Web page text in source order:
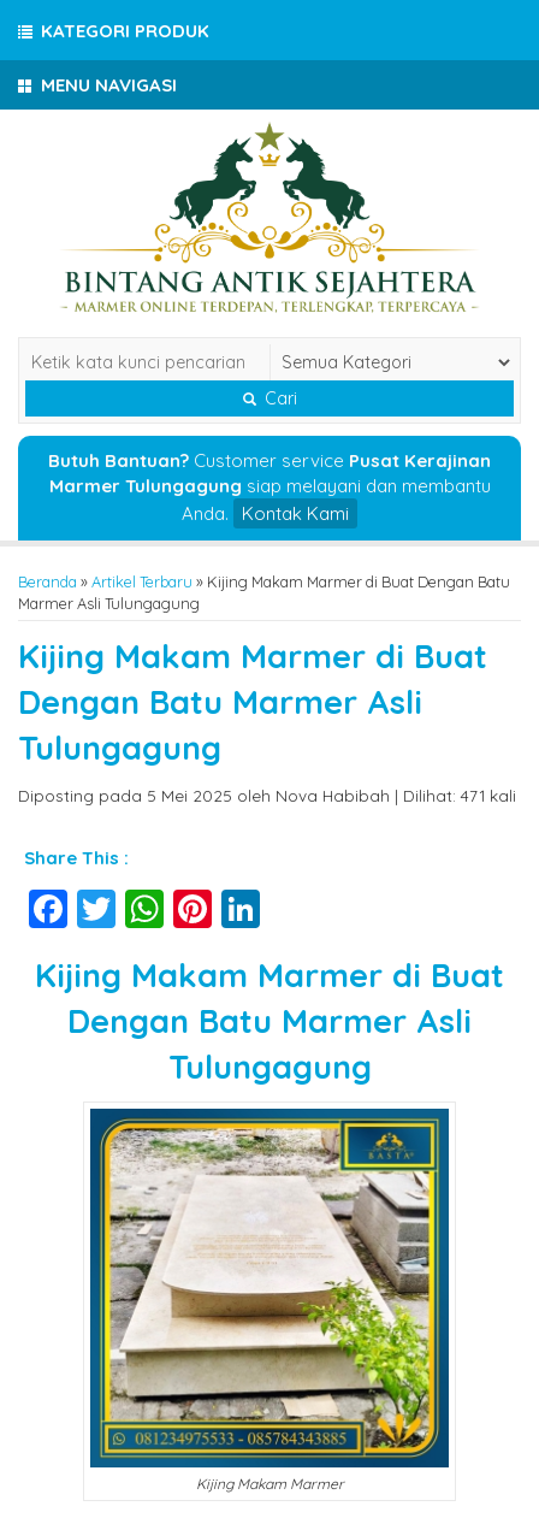
MENU NAVIGASI
Cari
Butuh Bantuan? Customer service Pusat Kerajinan
Marmer Tulungagung siap melayani dan membantu
Anda.
Kontak Kami
Beranda »Artikel Terbaru » Kijing Makam Marmer di Buat Dengan Batu
Marmer Asli Tulungagung
Kijing Makam Marmer di Buat
Dengan Batu Marmer Asli
Tulungagung
Diposting pada 5 Mei 2025 oleh Nova Habibah | Dilihat: 471 kali
Share This :
Facebook
Twitter
WhatsApp
Pinterest
Kijing Makam Marmer di Buat
Dengan Batu Marmer Asli
Tulungagung
Kijing Makam Marmer
KATEGORI PRODUK